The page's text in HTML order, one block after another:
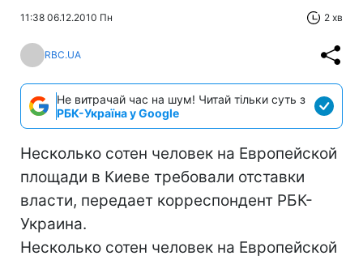
11:38 06.12.2010 Пн 2 хв
RBC.UA
Не витрачай час на шум! Читай тільки суть з
РБК-Україна у Google
Несколько сотен человек на Европейской
площади в Киеве требовали отставки
власти, передает корреспондент РБК-
Украина.
Несколько сотен человек на Европейской